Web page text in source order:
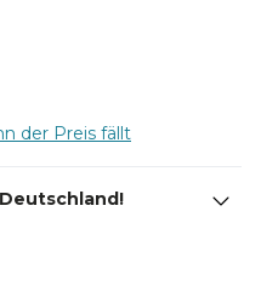
der Preis fällt